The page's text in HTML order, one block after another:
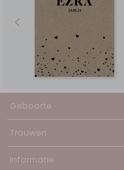
Geboorte
Trouwen
Informatie